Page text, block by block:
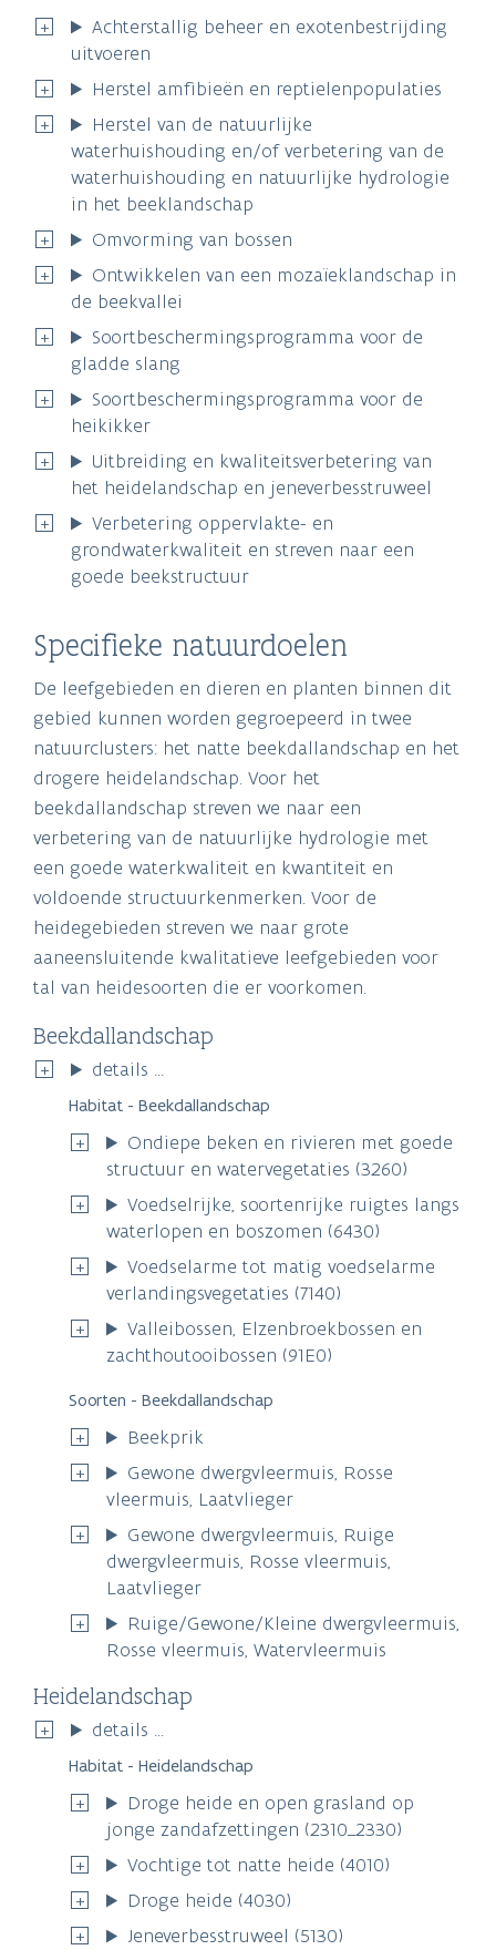
Achterstallig beheer en exotenbestrijding
uitvoeren
Herstel amfibieën en reptielenpopulaties
Herstel van de natuurlijke
waterhuishouding en/of verbetering van de
waterhuishouding en natuurlijke hydrologie
in het beeklandschap
Omvorming van bossen
Ontwikkelen van een mozaïeklandschap in
de beekvallei
Soortbeschermingsprogramma voor de
gladde slang
Soortbeschermingsprogramma voor de
heikikker
Uitbreiding en kwaliteitsverbetering van
het heidelandschap en jeneverbesstruweel
Verbetering oppervlakte- en
grondwaterkwaliteit en streven naar een
goede beekstructuur
Specifieke natuurdoelen
De leefgebieden en dieren en planten binnen dit
gebied kunnen worden gegroepeerd in twee
natuurclusters: het natte beekdallandschap en het
drogere heidelandschap. Voor het
beekdallandschap streven we naar een
verbetering van de natuurlijke hydrologie met
een goede waterkwaliteit en kwantiteit en
voldoende structuurkenmerken. Voor de
heidegebieden streven we naar grote
aaneensluitende kwalitatieve leefgebieden voor
tal van heidesoorten die er voorkomen.
Beekdallandschap
details ...
Habitat - Beekdallandschap
Ondiepe beken en rivieren met goede
structuur en watervegetaties (3260)
Voedselrijke, soortenrijke ruigtes langs
waterlopen en boszomen (6430)
Voedselarme tot matig voedselarme
verlandingsvegetaties (7140)
Valleibossen, Elzenbroekbossen en
zachthoutooibossen (91E0)
Soorten - Beekdallandschap
Beekprik
Gewone dwergvleermuis, Rosse
vleermuis, Laatvlieger
Gewone dwergvleermuis, Ruige
dwergvleermuis, Rosse vleermuis,
Laatvlieger
Ruige/Gewone/Kleine dwergvleermuis,
Rosse vleermuis, Watervleermuis
Heidelandschap
details ...
Habitat - Heidelandschap
Droge heide en open grasland op
jonge zandafzettingen (2310_2330)
Vochtige tot natte heide (4010)
Droge heide (4030)
Jeneverbesstruweel (5130)